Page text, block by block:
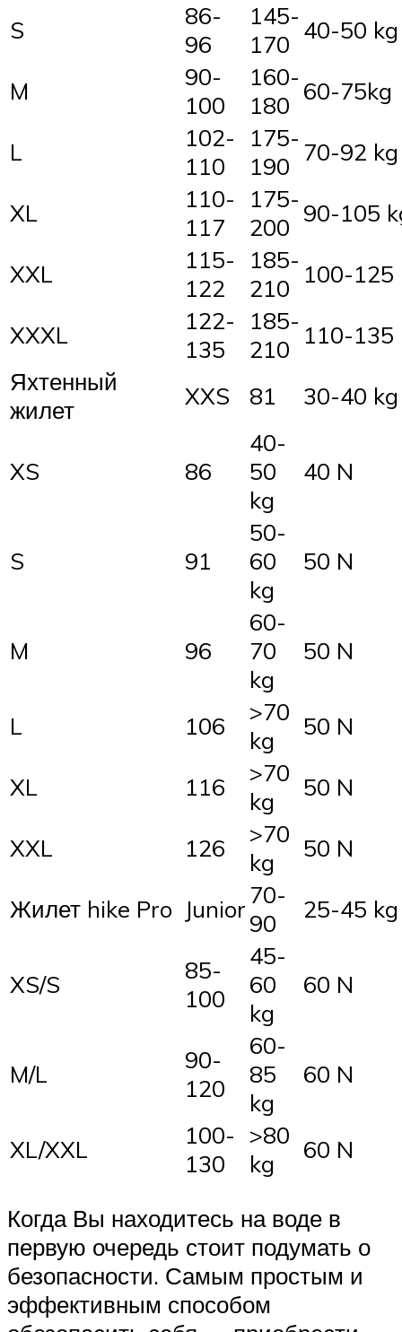
S
86-
96
145-
170 40-50 kg
M
90-
100
160-
180 60-75kg
L
102-
110
175-
190 70-92 kg
XL
110-
117
175-
200 90-105
XXL
115-
122
185-
210 100-125
XXXL
122-
135
185-
210 110-135
Яхтенный
жилет
XXS 81 30-40 kg
XS 86
40-
50
kg
40 N
S 91
50-
60
kg
50 N
M 96
60-
70
kg
50 N
L 106
>70
kg
50 N
XL 116
>70
kg
50 N
XXL 126
>70
kg
50 N
Жилет hike Pro Junior 70-
90
25-45 kg
XS/S
85-
100
45-
60
kg
60 N
M/L
90-
120
60-
85
kg
60 N
XL/XXL
100-
130
>80
kg
60 N
Когда Вы находитесь на воде в
первую очередь стоит подумать о
безопасности. Самым простым и
эффективным способом